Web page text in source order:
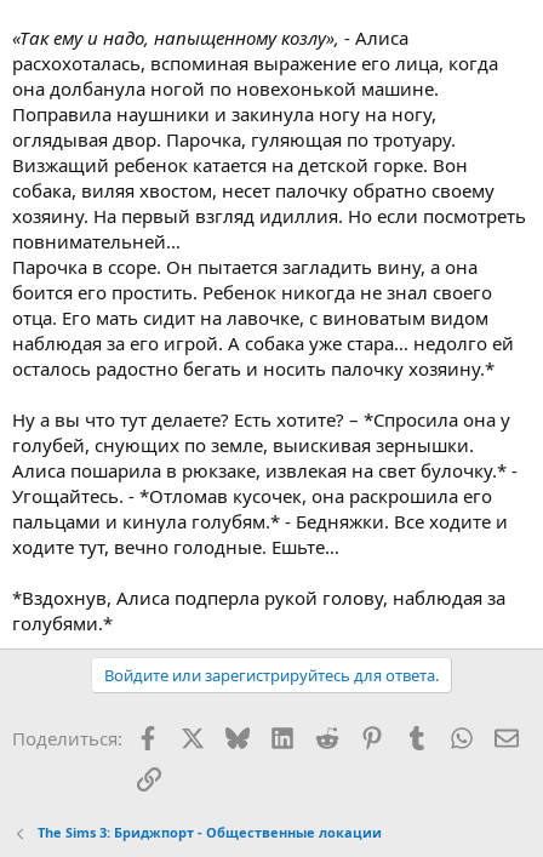
«Так ему и надо, напыщенному козлу», - Алиса
расхохоталась, вспоминая выражение его лица, когда
она долбанула ногой по новехонькой машине.
Поправила наушники и закинула ногу на ногу,
оглядывая двор. Парочка, гуляющая по тротуару.
Визжащий ребенок катается на детской горке. Вон
собака, виляя хвостом, несет палочку обратно своему
хозяину. На первый взгляд идиллия. Но если посмотреть
повнимательней…
Парочка в ссоре. Он пытается загладить вину, а она
боится его простить. Ребенок никогда не знал своего
отца. Его мать сидит на лавочке, с виноватым видом
наблюдая за его игрой. А собака уже стара… недолго ей
осталось радостно бегать и носить палочку хозяину.*
Ну а вы что тут делаете? Есть хотите? – *Спросила она у
голубей, снующих по земле, выискивая зернышки.
Алиса пошарила в рюкзаке, извлекая на свет булочку.* -
Угощайтесь. - *Отломав кусочек, она раскрошила его
пальцами и кинула голубям.* - Бедняжки. Все ходите и
ходите тут, вечно голодные. Ешьте…
*Вздохнув, Алиса подперла рукой голову, наблюдая за
голубями.*
Войдите или зарегистрируйтесь для ответа.
Поделиться: FacebookX (Twitter)
BlueskyLinkedIn
Reddit PinterestTumblr
Ссылка
The Sims 3: Бриджпорт - Общественные локации